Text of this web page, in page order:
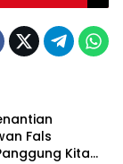
Fals
Kita